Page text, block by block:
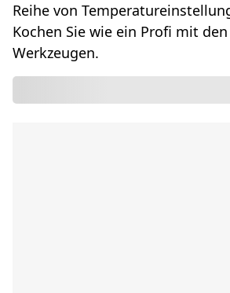
Reihe von
Kochen Sie wie ein Profi mit
Werkzeugen.